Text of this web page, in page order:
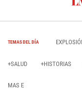
TEMAS DEL DÍA
+SALUD +HISTORIAS
MAS E